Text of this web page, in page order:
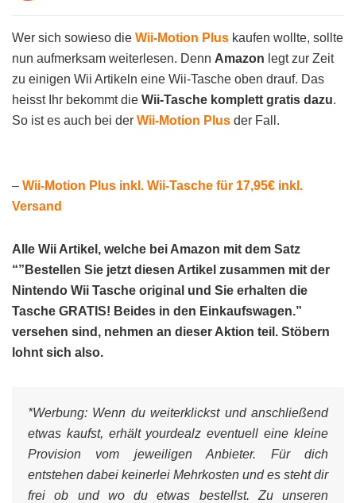
Wer sich sowieso die Wii-Motion Plus kaufen wollte, sollte
nun aufmerksam weiterlesen. Denn Amazon legt zur Zeit
zu einigen Wii Artikeln eine Wii-Tasche oben drauf. Das
heisst Ihr bekommt die Wii-Tasche komplett gratis dazu.
So ist es auch bei der Wii-Motion Plus der Fall.
– Wii-Motion Plus inkl. Wii-Tasche für 17,95€ inkl.
Versand
Alle Wii Artikel, welche bei Amazon mit dem Satz
“”Bestellen Sie jetzt diesen Artikel zusammen mit der
Nintendo Wii Tasche original und Sie erhalten die
Tasche GRATIS! Beides in den Einkaufswagen.”
versehen sind, nehmen an dieser Aktion teil. Stöbern
lohnt sich also.
*Werbung: Wenn du weiterklickst und anschließend
etwas kaufst, erhält yourdealz eventuell eine kleine
Provision vom jeweiligen Anbieter. Für dich
entstehen dabei keinerlei Mehrkosten und es steht dir
frei ob und wo du etwas bestellst. Zu unseren